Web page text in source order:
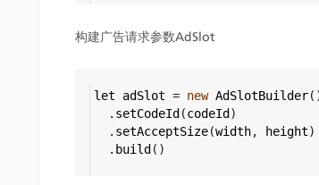
构建广告请求参数AdSlot
let adSlot = new AdSlotBuilder
  .
setCodeId (codeId )
  .
setAcceptSize(width, height)
  .
build ()